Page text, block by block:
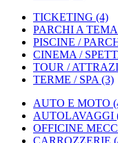
TICKETING (4)
PARCHI A TEMA
PISCINE /
CINEMA /
TOUR /
TERME / SPA (3)
AUTO E MOTO
AUTOLAVAGGI
OFFICINE
CARROZZERIE